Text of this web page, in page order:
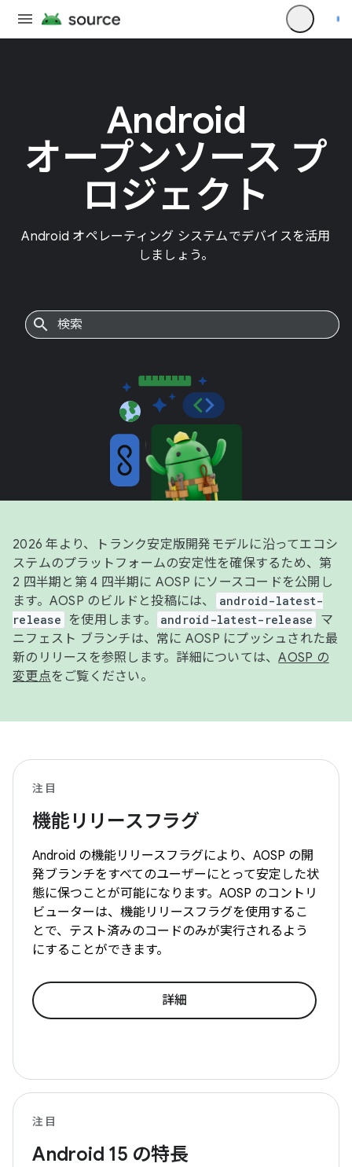
Android
オープンソース プ
ロジェクト
Android オペレーティング システムでデバイスを活用
しましょう。
2026 年より、トランク安定版開発モデルに沿ってエコシ
ステムのプラットフォームの安定性を確保するため、第
2 四半期と第 4 四半期に AOSP にソースコードを公開し
ます。AOSP のビルドと投稿には、
android-latest-
release
を使用します。 android-latest-release
マ
ニフェスト ブランチは、常に AOSP にプッシュされた最
新のリリースを参照します。詳細については、AOSP の
変更点をご覧ください。
注目
機能リリースフラグ
Android の機能リリースフラグにより、AOSP の開
発ブランチをすべてのユーザーにとって安定した状
態に保つことが可能になります。AOSP のコントリ
ビューターは、機能リリースフラグを使用するこ
とで、テスト済みのコードのみが実行されるよう
にすることができます。
詳細
注目
Android 15 の特長